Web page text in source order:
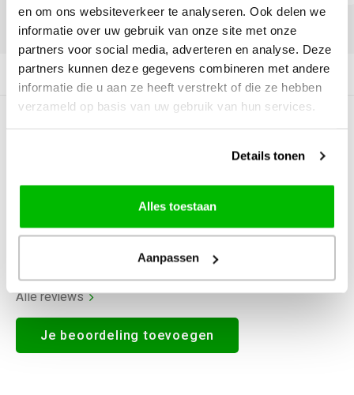
en om ons websiteverkeer te analyseren. Ook delen we
informatie over uw gebruik van onze site met onze
partners voor social media, adverteren en analyse. Deze
partners kunnen deze gegevens combineren met andere
informatie die u aan ze heeft verstrekt of die ze hebben
verzameld op basis van uw gebruik van hun services.
Details tonen
Alles toestaan
Aanpassen
DELEN:
Productomschrijving
Alle reviews
Je beoordeling toevoegen